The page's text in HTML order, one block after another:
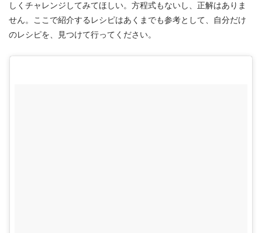
しくチャレンジしてみてほしい。方程式もないし、正解はありま
せん。ここで紹介するレシピはあくまでも参考として、自分だけ
のレシピを、見つけて行ってください。